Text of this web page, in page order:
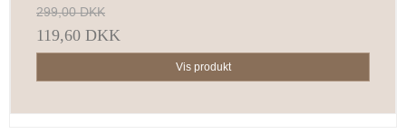
299,00 DKK
119,60 DKK
Vis produkt